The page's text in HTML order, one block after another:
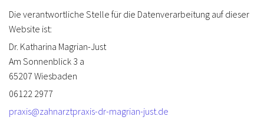
Die verantwortliche Stelle für die Datenverarbeitung auf dieser
Website ist:
Dr. Katharina Magrian-Just
Am Sonnenblick 3 a
65207 Wiesbaden
06122 2977
praxis@zahnarztpraxis-dr-magrian-just.de